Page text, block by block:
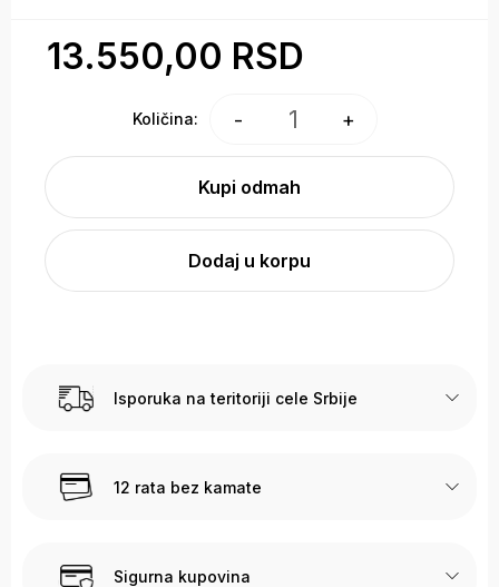
13.550,00 RSD
Količina: - 1 +
Kupi odmah
Dodaj u korpu
Isporuka na teritoriji cele Srbije
12 rata bez kamate
Sigurna kupovina